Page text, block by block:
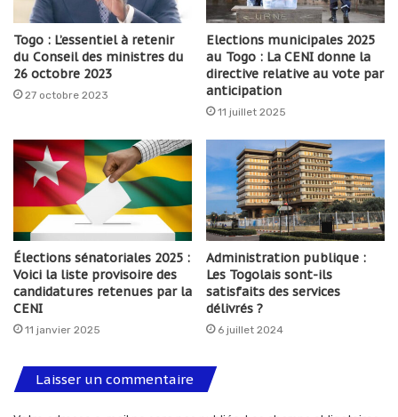
Togo : L’essentiel à retenir
du Conseil des ministres du
26 octobre 2023
27 octobre 2023
Elections municipales 2025
au Togo : La CENI donne la
directive relative au vote par
anticipation
11 juillet 2025
Élections sénatoriales 2025 :
Voici la liste provisoire des
candidatures retenues par la
CENI
11 janvier 2025
Administration publique :
Les Togolais sont-ils
satisfaits des services
délivrés ?
6 juillet 2024
Laisser un commentaire